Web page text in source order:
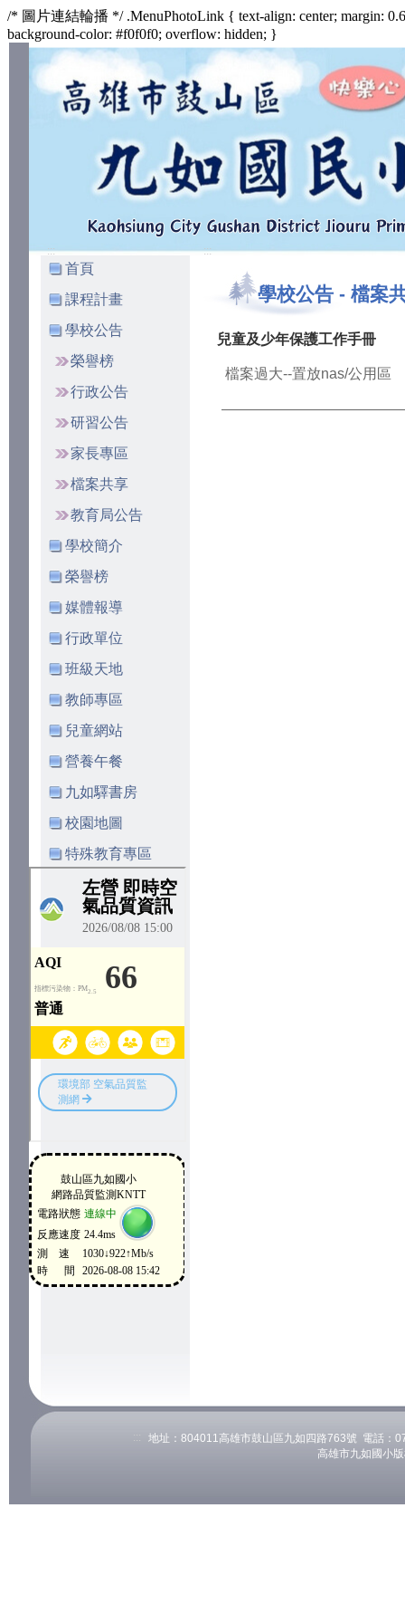
/* 圖片連結輪播 */ .MenuPhotoLink { text-align: center; margin:
background-color: #f0f0f0; overflow: hidden; }
:::
首頁
課程計畫
學校公告
榮譽榜
行政公告
研習公告
家長專區
檔案共享
教育局公告
學校簡介
榮譽榜
媒體報導
行政單位
班級天地
教師專區
兒童網站
營養午餐
九如驛書房
校園地圖
特殊教育專區
:::
學校公告 - 檔案
兒童及少年保護工作手冊
檔案過大--置放nas/公用區
:::
地址：804011高雄市鼓山區九如四路763號 電話：
高雄市九如國小